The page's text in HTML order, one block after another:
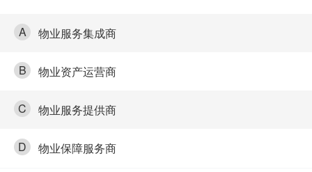
A 物业服务集成商
B 物业资产运营商
C 物业服务提供商
D 物业保障服务商